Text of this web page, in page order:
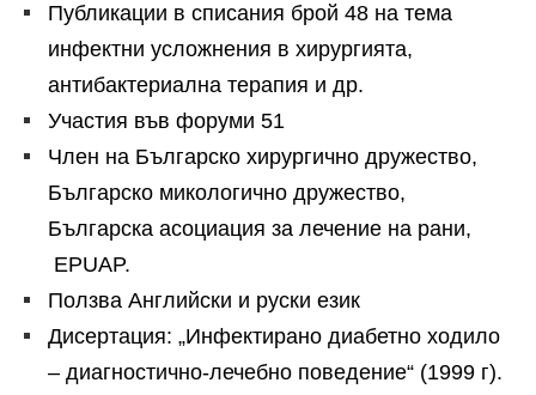
Публикации в списания брой 48 на тема
инфектни усложнения в хирургията,
антибактериална терапия и др.
Участия във форуми 51
Член на Българско хирургично дружество,
Българско микологично дружество,
Българска асоциация за лечение на рани,
EPUAP.
Ползва Английски и руски език
Дисертация: „Инфектирано диабетно ходило
– диагностично-лечебно поведение“ (1999 г).